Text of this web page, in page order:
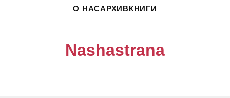
О НАСАРХИВКНИГИ
Nashastrana